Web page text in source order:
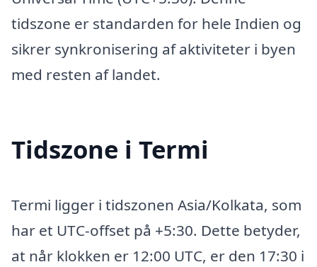
tidszone er standarden for hele Indien og
sikrer synkronisering af aktiviteter i byen
med resten af landet.
Tidszone i Termi
Termi ligger i tidszonen Asia/Kolkata, som
har et UTC-offset på +5:30. Dette betyder,
at når klokken er 12:00 UTC, er den 17:30 i